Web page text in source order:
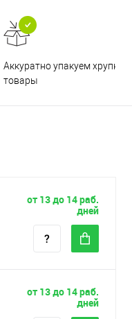
Аккуратно упакуем хрупкие
товары
от 13 до 14 раб.
дней
от 13 до 14 раб.
дней